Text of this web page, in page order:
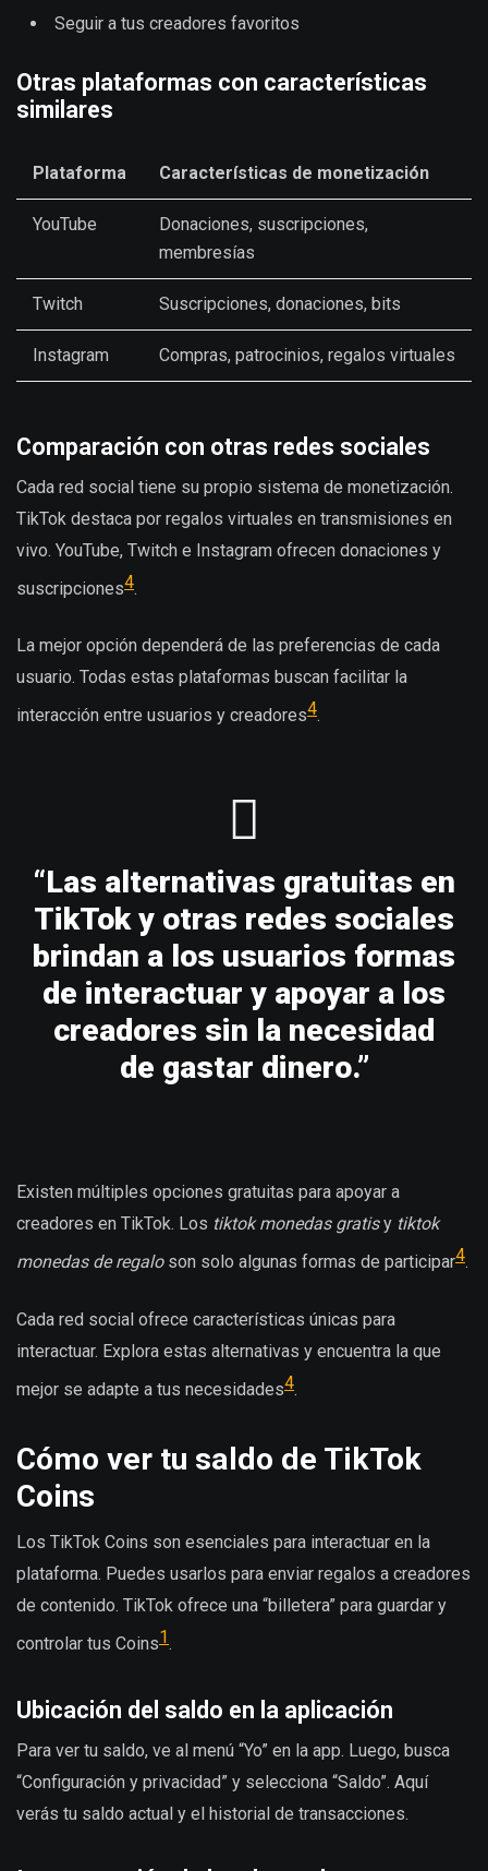
Seguir a tus creadores favoritos
Otras plataformas con características
similares
Plataforma Características de monetización
YouTube
Donaciones, suscripciones,
membresías
Twitch Suscripciones, donaciones, bits
Instagram Compras, patrocinios, regalos virtuales
Comparación con otras redes sociales
Cada red social tiene su propio sistema de monetización.
TikTok destaca por regalos virtuales en transmisiones en
vivo. YouTube, Twitch e Instagram ofrecen donaciones y
suscripciones4.
La mejor opción dependerá de las preferencias de cada
usuario. Todas estas plataformas buscan facilitar la
interacción entre usuarios y creadores4.
“Las alternativas gratuitas en
TikTok y otras redes sociales
brindan a los usuarios formas
de interactuar y apoyar a los
creadores sin la necesidad
de gastar dinero.”
Existen múltiples opciones gratuitas para apoyar a
creadores en TikTok. Los tiktok monedas gratisy tiktok
monedas de regaloson solo algunas formas de participar4.
Cada red social ofrece características únicas para
interactuar. Explora estas alternativas y encuentra la que
mejor se adapte a tus necesidades4.
Cómo ver tu saldo de TikTok
Coins
Los TikTok Coins son esenciales para interactuar en la
plataforma. Puedes usarlos para enviar regalos a creadores
de contenido. TikTok ofrece una “billetera” para guardar y
controlar tus Coins1.
Ubicación del saldo en la aplicación
Para ver tu saldo, ve al menú “Yo” en la app. Luego, busca
“Configuración y privacidad” y selecciona “Saldo”. Aquí
verás tu saldo actual y el historial de transacciones.